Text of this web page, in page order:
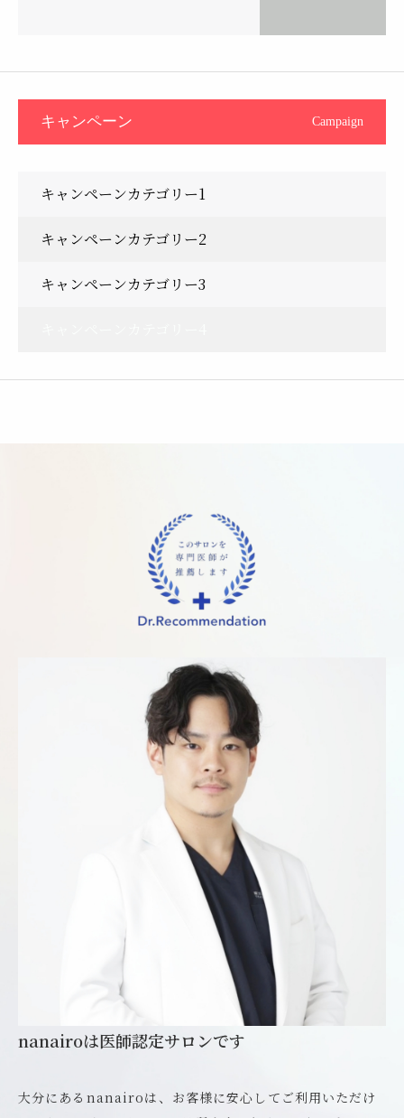
キャンペーン Campaign
キャンペーンカテゴリー1
キャンペーンカテゴリー2
キャンペーンカテゴリー3
nanairoは医師認定サロンです
大分にあるnanairoは、お客様に安心してご利用いただけ